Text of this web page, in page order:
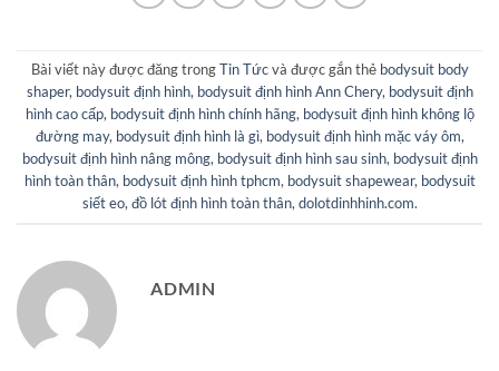
Bài viết này được đăng trongTin Tứcvà được gắn thẻ bodysuit body
shaper, bodysuit định hình, bodysuit định hình Ann Chery, bodysuit định
hình cao cấp, bodysuit định hình chính hãng, bodysuit định hình không lộ
đường may, bodysuit định hình là gì, bodysuit định hình mặc váy ôm,
bodysuit định hình nâng mông, bodysuit định hình sau sinh, bodysuit định
hình toàn thân, bodysuit định hình tphcm, bodysuit shapewear, bodysuit
siết eo,đồ lót định hình toàn thân,dolotdinhhinh.com.
ADMIN